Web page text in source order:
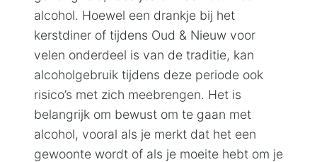
alcohol. Hoewel een drankje bij het
kerstdiner of tijdens Oud & Nieuw voor
velen onderdeel is van de traditie, kan
alcoholgebruik tijdens deze periode ook
risico’s met zich meebrengen. Het is
belangrijk om bewust om te gaan met
alcohol, vooral als je merkt dat het een
gewoonte wordt of als je moeite hebt om je